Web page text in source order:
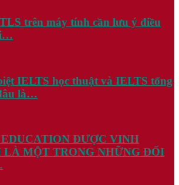
trên máy tính cần lưu ý điều
IELTS học thuật và IELTS tổng
là…
ĐƯỢC VINH
LÀ MỘT TRONG NHỮNG ĐỐI